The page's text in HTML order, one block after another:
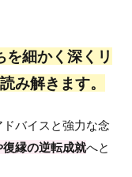
を細かく深くリ
み解きます。
バイスと強力な念
縁の逆転成就へと